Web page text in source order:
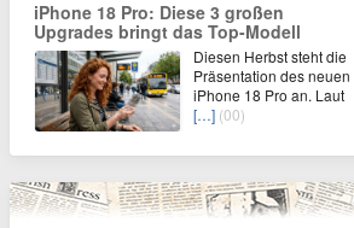
iPhone 18 Pro: Diese 3 großen
Upgrades bringt das Top-Modell
Diesen Herbst steht die
Präsentation des neuen
iPhone 18 Pro an. Laut
[…] (00)